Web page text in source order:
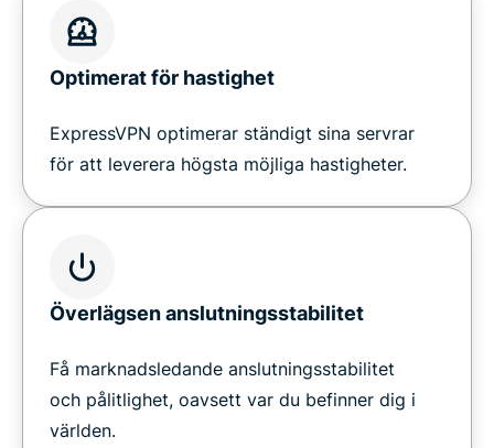
Optimerat för hastighet
ExpressVPN optimerar ständigt sina servrar
för att leverera högsta möjliga hastigheter.
Överlägsen anslutningsstabilitet
Få marknadsledande anslutningsstabilitet
och pålitlighet, oavsett var du befinner dig i
världen.